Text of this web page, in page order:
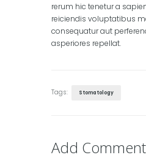
rerum hic tenetur a
reiciendis voluptatibus
consequatur aut
asperiores repellat.
Tags: Stomatology
Add Comment